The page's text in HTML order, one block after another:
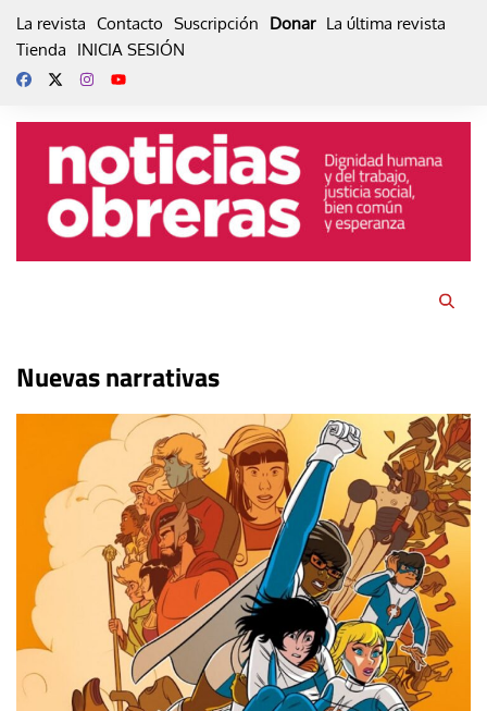
La revista Contacto Suscripción Donar La última revista
Tienda
INICIA SESIÓN
Nuevas narrativas